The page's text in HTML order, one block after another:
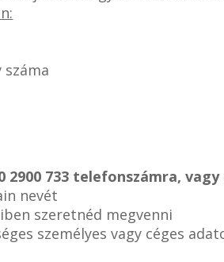
száma
2900 733 telefonszámra, vagy
nevét
szeretnéd megvenni
személyes vagy céges